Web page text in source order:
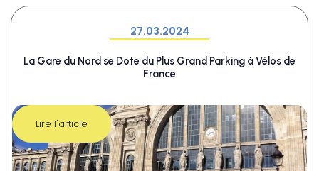
27.03.2024
La Gare du Nord se Dote du Plus Grand Parking à Vélos de
France
Lire l'article